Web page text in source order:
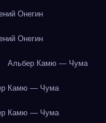
Онегин
Онегин
Альбер Камю — Чума
Камю — Чума
Камю — Чума